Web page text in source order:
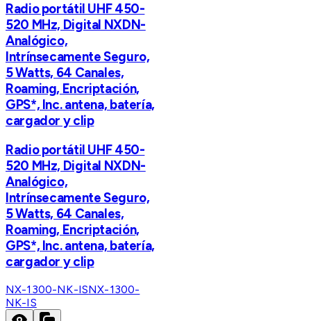
Radio portátil UHF 450-
520 MHz, Digital NXDN-
Analógico,
Intrínsecamente Seguro,
5 Watts, 64 Canales,
Roaming, Encriptación,
GPS*, Inc. antena, batería,
cargador y clip
Radio portátil UHF 450-
520 MHz, Digital NXDN-
Analógico,
Intrínsecamente Seguro,
5 Watts, 64 Canales,
Roaming, Encriptación,
GPS*, Inc. antena, batería,
cargador y clip
NX-1300-NK-ISNX-1300-
NK-IS